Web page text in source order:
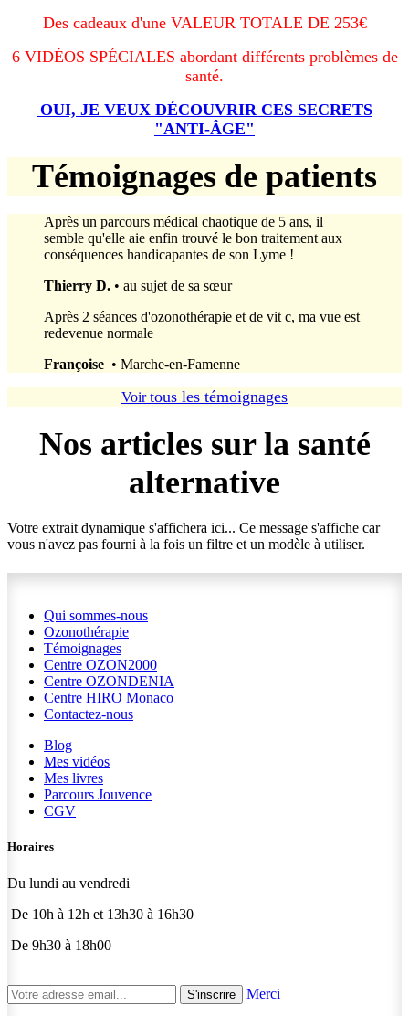
Des cadeaux d'une VALEUR TOTALE DE 253€
6 VIDÉOS SPÉCIALES abordant différents problèmes de
santé.
OUI, JE VEUX DÉCOUVRIR CES SECRETS
"ANTI-ÂGE"
Témoignages de patients
Après un parcours médical chaotique de 5 ans, il
semble qu'elle aie enfin trouvé le bon traitement aux
conséquences handicapantes de son Lyme !
Thierry D. • au sujet de sa sœur
Après 2 séances d'ozonothérapie et de vit c, ma vue est
redevenue normale
Françoise • Marche-en-Famenne
Voir tous les témoignages
Nos articles sur la santé
alternative
Votre extrait dynamique s'affichera ici... Ce message s'affiche car
vous n'avez pas fourni à la fois un filtre et un modèle à utiliser.
Qui sommes-nous
Ozonothérapie
Témoignages
Centre OZON2000
Centre OZONDENIA
Centre HIRO Monaco
Contactez-nous
Blog
Mes vidéos
Mes livres
Parcours Jouvence
CGV
Horaires
Du lundi au vendredi
De 10h à 12h et 13h30 à 16h30
De 9h30 à 18h00
S'inscrire Merci